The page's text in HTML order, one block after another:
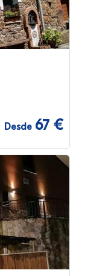
Desde 67 €